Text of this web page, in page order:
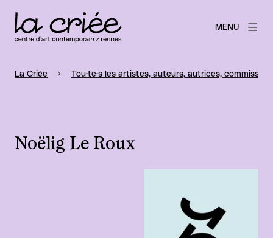
MENU
La Criée Tou·te·s les artistes, auteurs, autrices,
Noëlig Le Roux